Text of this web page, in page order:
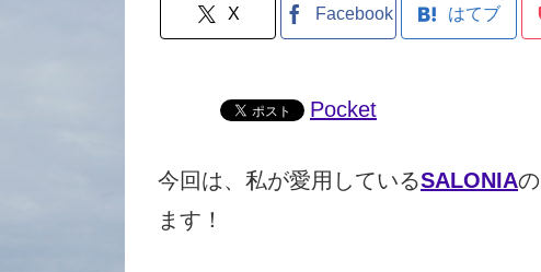
X Facebook はてブ
Pocket
今回は、私が愛用しているSALONIAの
ます！